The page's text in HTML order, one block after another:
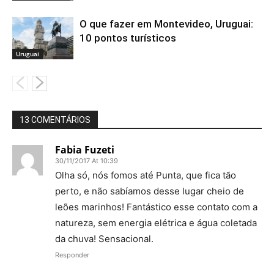
Uruguai
O que fazer em Montevideo, Uruguai:
10 pontos turísticos
13 COMENTÁRIOS
Fabia Fuzeti
30/11/2017 At 10:39
Olha só, nós fomos até Punta, que fica tão
perto, e não sabíamos desse lugar cheio de
leões marinhos! Fantástico esse contato com a
natureza, sem energia elétrica e água coletada
da chuva! Sensacional.
Responder